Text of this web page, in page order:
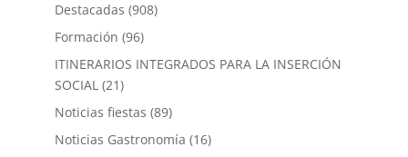
Destacadas (908)
Formación (96)
ITINERARIOS INTEGRADOS PARA LA INSERCIÓN
SOCIAL(21)
Noticias fiestas (89)
Noticias Gastronomía (16)